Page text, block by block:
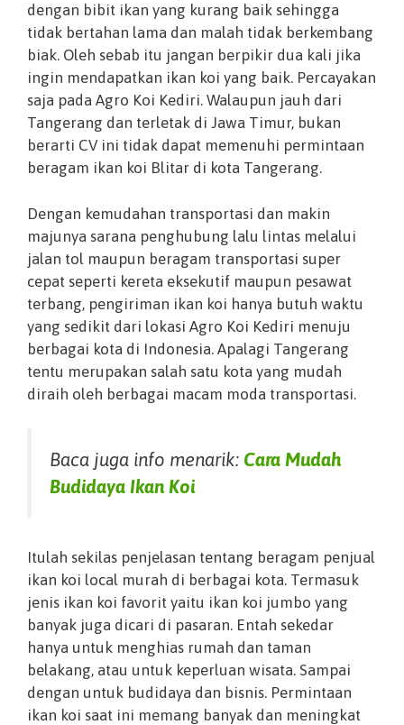
dengan bibit ikan yang kurang baik sehingga
tidak bertahan lama dan malah tidak berkembang
biak. Oleh sebab itu jangan berpikir dua kali jika
ingin mendapatkan ikan koi yang baik. Percayakan
saja pada Agro Koi Kediri. Walaupun jauh dari
Tangerang dan terletak di Jawa Timur, bukan
berarti CV ini tidak dapat memenuhi permintaan
beragam ikan koi Blitar di kota Tangerang.
Dengan kemudahan transportasi dan makin
majunya sarana penghubung lalu lintas melalui
jalan tol maupun beragam transportasi super
cepat seperti kereta eksekutif maupun pesawat
terbang, pengiriman ikan koi hanya butuh waktu
yang sedikit dari lokasi Agro Koi Kediri menuju
berbagai kota di Indonesia. Apalagi Tangerang
tentu merupakan salah satu kota yang mudah
diraih oleh berbagai macam moda transportasi.
Baca juga info menarik: Cara Mudah
Budidaya Ikan Koi
Itulah sekilas penjelasan tentang beragam penjual
ikan koi local murah di berbagai kota. Termasuk
jenis ikan koi favorit yaitu ikan koi jumbo yang
banyak juga dicari di pasaran. Entah sekedar
hanya untuk menghias rumah dan taman
belakang, atau untuk keperluan wisata. Sampai
dengan untuk budidaya dan bisnis. Permintaan
ikan koi saat ini memang banyak dan meningkat